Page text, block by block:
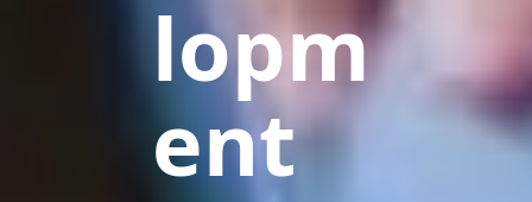
lopm
ent